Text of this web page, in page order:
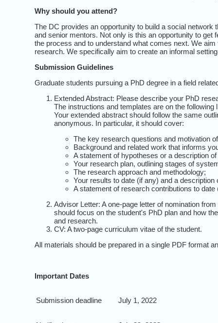
Why should you attend?
The DC provides an opportunity to build a social
and senior mentors. Not only is this an opportunity to
the process and to understand what comes next. We
research. We specifically aim to create an informal
Submission Guidelines
Graduate students pursuing a PhD degree in a field
Extended Abstract: Please describe your PhD
The instructions and templates are on the following
Your extended abstract should follow the same
anonymous. In particular, it should cover:
The key research questions and motivation
Background and related work that informs
A statement of hypotheses or a description
Your research plan, outlining stages of
The research approach and methodology;
Your results to date (if any) and a
A statement of research contributions to
Advisor Letter: A one-page letter of nomination
should focus on the student's PhD plan and how
and research.
CV: A two-page curriculum vitae of the student.
All materials should be prepared in a single PDF format
Important Dates
Submission deadline July 1, 2022